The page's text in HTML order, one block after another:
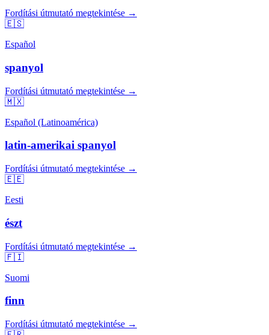
Fordítási útmutató megtekintése →
🇪🇸
Español
spanyol
Fordítási útmutató megtekintése →
🇲🇽
Español (Latinoamérica)
latin-amerikai spanyol
Fordítási útmutató megtekintése →
🇪🇪
Eesti
észt
Fordítási útmutató megtekintése →
🇫🇮
Suomi
finn
Fordítási útmutató megtekintése →